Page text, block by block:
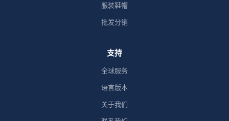
服装鞋帽
批发分销
支持
全球服务
语言版本
关于我们